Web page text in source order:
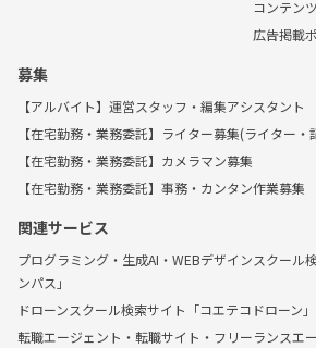
コンテン
広告掲載
募集
【アルバイト】運営スタッフ・編集アシスタント
【在宅勤務・業務委託】ライター募集(ライター・
【在宅勤務・業務委託】カメラマン募集
【在宅勤務・業務委託】事務・カンタン作業募集
関連サービス
プログラミング・生成AI・WEBデザインスクール
ンパス」
ドローンスクール検索サイト「コエテコドローン」
転職エージェント・転職サイト・フリーランスエ